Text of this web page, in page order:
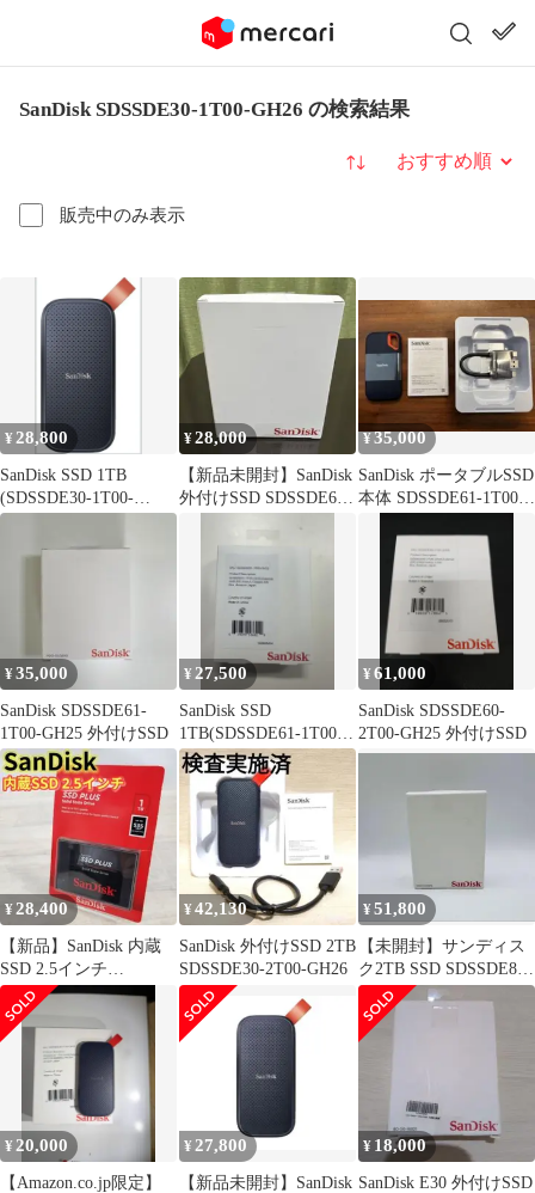
SanDisk SDSSDE30-1T00-GH26 の検索結果
販売中のみ表示
並び替え
¥ 28,800
SanDisk SSD 1TB
(SDSSDE30-1T00-
GH26)
¥28,000
【新品未開封】SanDisk
外付けSSD SDSSDE61-
¥35,000
SanDisk ポータブルSSD
本体 SDSSDE61-1T00-
¥35,000
SanDisk SDSSDE61-
1T00-GH25 外付けSSD
¥ 27,500
SanDisk SSD
1TB(SDSSDE61-1T00-
GH25)
¥61,000
SanDisk SDSSDE60-
2T00-GH25 外付けSSD
¥28,400
【新品】SanDisk 内蔵
SSD 2.5インチ
SDSSDA-1T00-G26
¥42,130
SanDisk 外付けSSD 2TB
SDSSDE30-2T00-GH26
¥51,800
【未開封】サンディス
ク2TB SSD SDSSDE81-
2T00-GH25
¥ 20,000
【Amazon.co.jp限定】
¥ 27,800
【新品未開封】SanDisk
¥ 18,000
SanDisk E30 外付けSSD